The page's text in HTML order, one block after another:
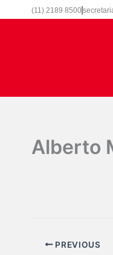
(11) 2189 8500
Alberto
PREVIOUS